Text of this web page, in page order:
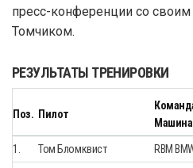
пресс-конференции со
Томчиком.
РЕЗУЛЬТАТЫ ТРЕНИРОВКИ
Поз. Пилот
Машина
1. Том Бломквист RBM